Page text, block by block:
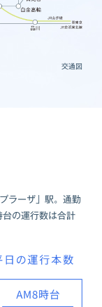
交通図
ラーザ」駅。通勤
の運行数は合計